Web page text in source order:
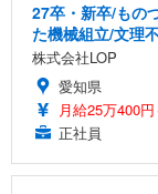
27卒・新卒/もの
た機械組立/文理
株式会社LOP
愛知県
月給25万400
正社員